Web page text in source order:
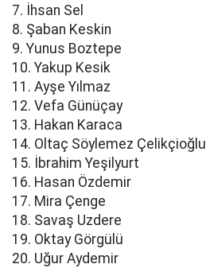
7. İhsan Sel
8. Şaban Keskin
9. Yunus Boztepe
10. Yakup Kesik
11. Ayşe Yılmaz
12. Vefa Günüçay
13. Hakan Karaca
14. Oltaç Söylemez Çelikçioğlu
15. İbrahim Yeşilyurt
16. Hasan Özdemir
17. Mira Çenge
18. Savaş Uzdere
19. Oktay Görgülü
20. Uğur Aydemir